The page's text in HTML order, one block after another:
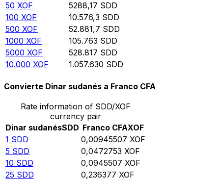
50 XOF 5288,17 SDD
100 XOF 10.576,3 SDD
500 XOF 52.881,7 SDD
1000 XOF 105.763 SDD
5000 XOF 528.817 SDD
10.000 XOF 1.057.630 SDD
Convierte Dinar sudanés a Franco CFA
Rate information of SDD/XOF
currency pair
Dinar sudanésSDD Franco CFAXOF
1 SDD 0,00945507 XOF
5 SDD 0,0472753 XOF
10 SDD 0,0945507 XOF
25 SDD 0,236377 XOF